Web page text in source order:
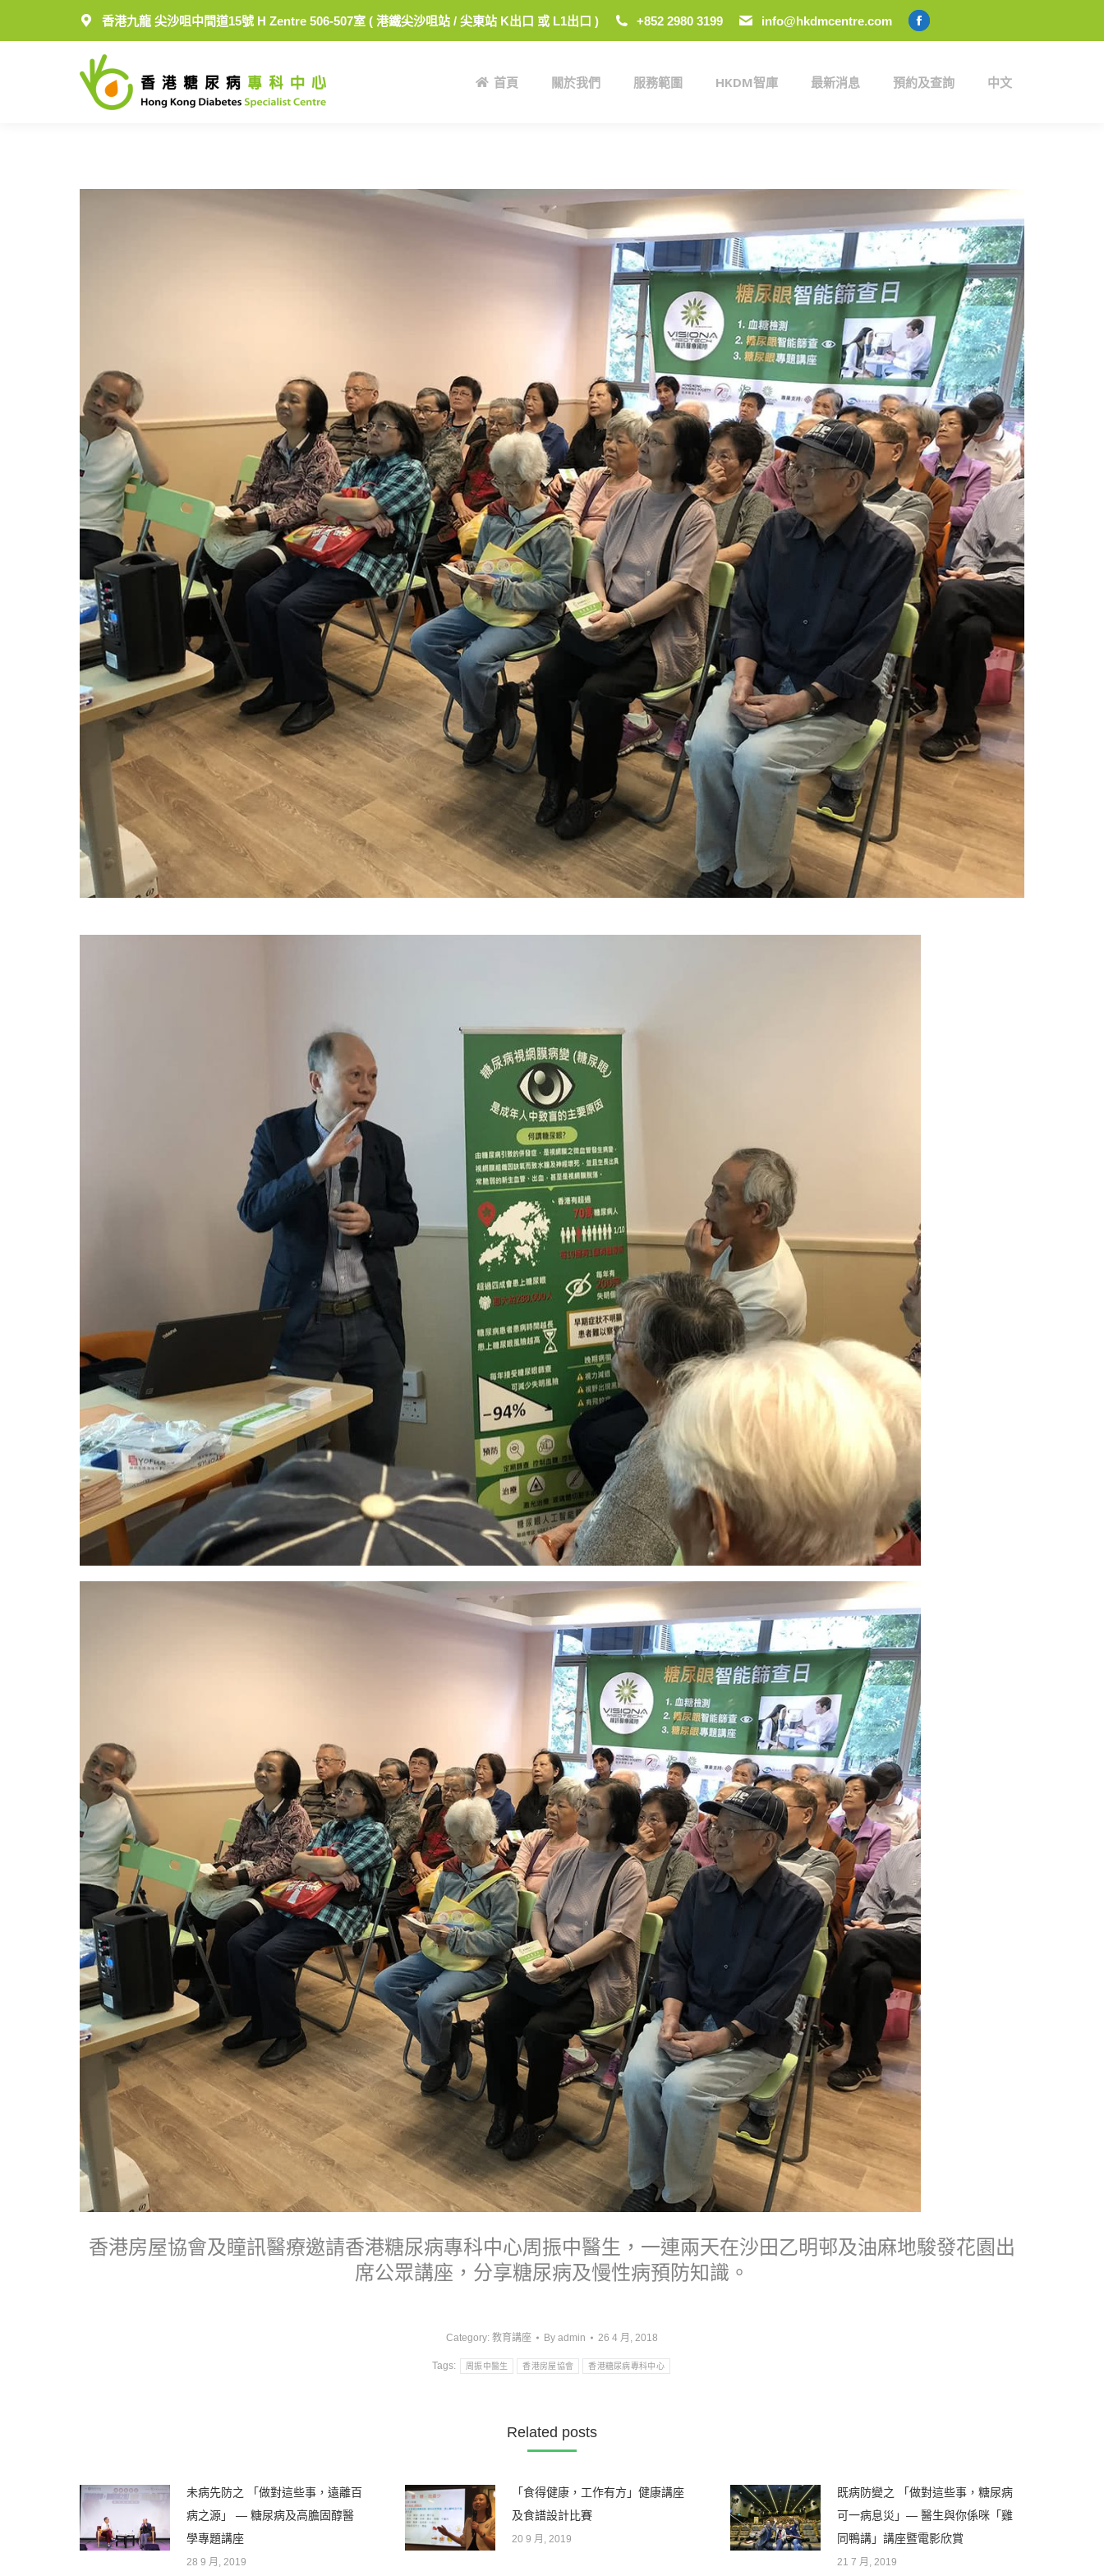
香港九龍 尖沙咀中間道15號 H Zentre 506-507室 ( 港鐵尖沙咀站 / 尖東站 K出口 或 L1出口 ) +852 2980 3199 info@hkdmcentre.com
Facebook
opens
首頁 關於我們 服務範圍 HKDM智庫 最新消息 預約及查詢 中文
香港房屋協會及瞳訊醫療邀請香港糖尿病專科中心周振中醫生，一連兩天在沙田乙明邨及油麻地駿發花園出
席公眾講座，分享糖尿病及慢性病預防知識。
Category: 教育講座 By admin 26 4 月, 2018
Tags: 周振中醫生 香港房屋協會 香港糖尿病專科中心
Related posts
未病先防之 「做對這些事，遠離百
病之源」 — 糖尿病及高膽固醇醫
學專題講座
28 9 月, 2019
「食得健康，工作有方」健康講座
及食譜設計比賽
20 9 月, 2019
既病防變之 「做對這些事，糖尿病
可一病息災」— 醫生與你係咪「雞
同鴨講」講座暨電影欣賞
21 7 月, 2019
首頁 關於我們 服務範圍 HKDM智庫 最新消息 預約及查詢